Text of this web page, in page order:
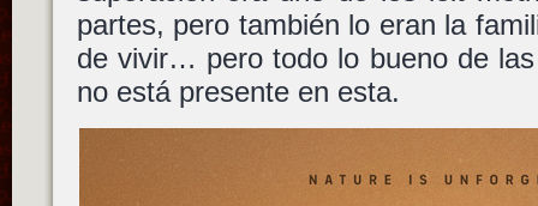
partes, pero también lo eran la
de vivir… pero todo lo bueno de
no está presente en esta.